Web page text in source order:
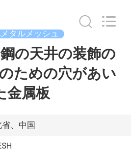
タルメッシュ
の天井の装飾の
ための穴があい
金属板
、中国